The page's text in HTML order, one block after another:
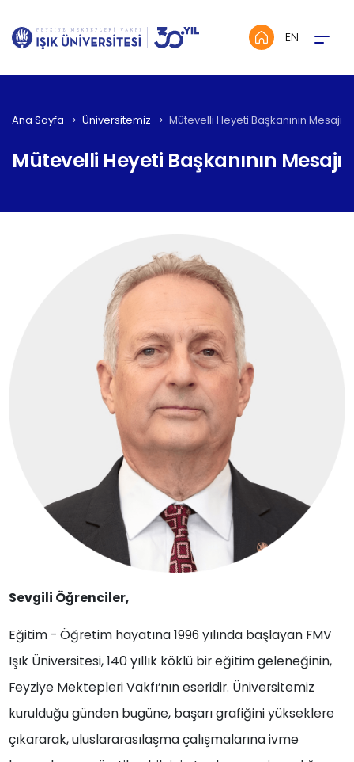
EN Menü
Ana Sayfa Üniversitemiz Mütevelli Heyeti Başkanının Mesajı
Mütevelli Heyeti Başkanının Mesajı
Sevgili Öğrenciler,
Eğitim - Öğretim hayatına 1996 yılında başlayan FMV
Işık Üniversitesi, 140 yıllık köklü bir eğitim geleneğinin,
Feyziye Mektepleri Vakfı’nın eseridir. Üniversitemiz
kurulduğu günden bugüne, başarı grafiğini yükseklere
çıkararak, uluslararasılaşma çalışmalarına ivme